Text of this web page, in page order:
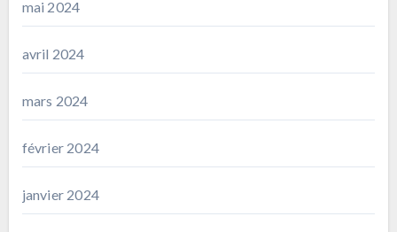
mai 2024
avril 2024
mars 2024
février 2024
janvier 2024